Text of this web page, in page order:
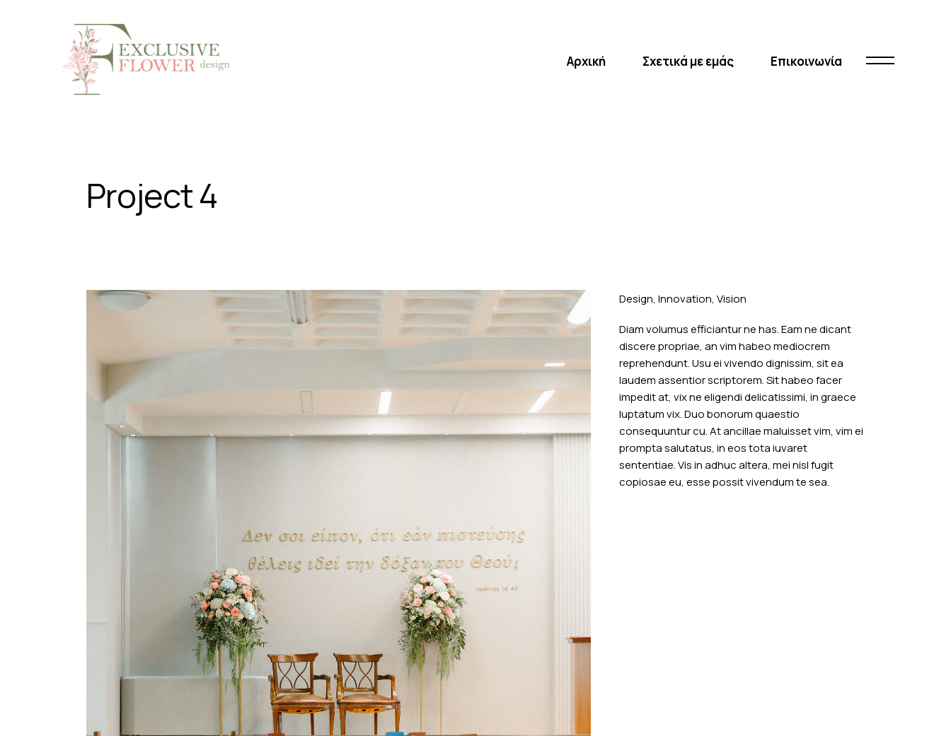
Αρχική Σχετικά με εμάς Επικοινωνία
Project 4
Design, Innovation, Vision
Diam volumus efficiantur ne has. Eam ne dicant
discere propriae, an vim habeo mediocrem
reprehendunt. Usu ei vivendo dignissim, sit ea
laudem assentior scriptorem. Sit habeo facer
impedit at, vix ne eligendi delicatissimi, in graece
luptatum vix. Duo bonorum quaestio
consequuntur cu. At ancillae maluisset vim, vim ei
prompta salutatus, in eos tota iuvaret
sententiae. Vis in adhuc altera, mei nisl fugit
copiosae eu, esse possit vivendum te sea.